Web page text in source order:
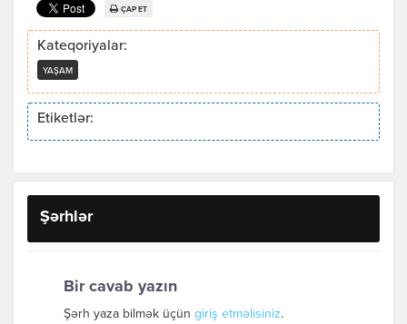
ÇAP ET
Kateqoriyalar:
YAŞAM
Etiketlər:
Şərhlər
Bir cavab yazın
Şərh yaza bilmək üçün giriş etməlisiniz.